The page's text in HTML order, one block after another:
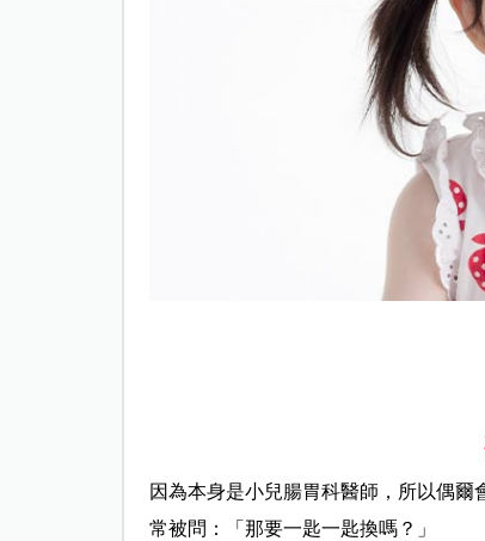
因為本身是小兒腸胃科醫師，所以偶
常被問：「那要一匙一匙換嗎？」